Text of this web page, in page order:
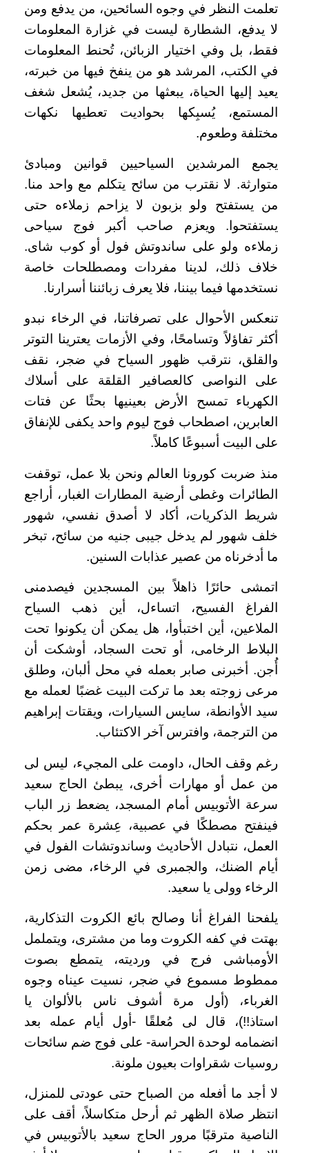
تعلمت النظر في وجوه السائحين، من يدفع ومن
لا يدفع، الشطارة ليست في غزارة المعلومات
فقط، بل وفي اختيار الزبائن، تُحنط المعلومات
في الكتب، المرشد هو من ينفخ فيها من خبرته،
يعيد إليها الحياة، يبعثها من جديد، يُشعل شغف
المستمع، يُسبِكها بحواديت تعطيها نكهات
مختلفة وطعوم.
يجمع المرشدين السياحيين قوانين ومبادئ
متوارثة. لا نقترب من سائح يتكلم مع واحد منا.
من يستفتح ولو بزبون لا يزاحم زملاءه حتى
يستفتحوا. ويعزم صاحب أكبر فوج سياحى
زملاءه ولو على ساندوتش فول أو كوب شاى.
خلاف ذلك، لدينا مفردات ومصطلحات خاصة
نستخدمها فيما بيننا، فلا يعرف زبائننا أسرارنا.
تنعكس الأحوال على تصرفاتنا، في الرخاء نبدو
أكثر تفاؤلاً وتسامحًا، وفي الأزمات يعترينا التوتر
والقلق، نترقب ظهور السياح في ضجر، نقف
على النواصى كالعصافير القلقة على أسلاك
الكهرباء تمسح الأرض بعينيها بحثًا عن فتات
العابرين، اصطحاب فوج ليوم واحد يكفى للإنفاق
على البيت أسبوعًا كاملاً.
منذ ضربت كورونا العالم ونحن بلا عمل، توقفت
الطائرات وغطى أرضية المطارات الغبار، أراجع
شريط الذكريات، أكاد لا أصدق نفسي، شهور
خلف شهور لم يدخل جيبى جنيه من سائح، تبخر
ما أدخرناه من عصير عذابات السنين.
اتمشى حائرًا ذاهلاً بين المسجدين فيصدمنى
الفراغ الفسيح، اتساءل، أين ذهب السياح
الملاعين، أين اختبأوا، هل يمكن أن يكونوا تحت
البلاط الرخامى، أو تحت السجاد، أوشكت أن
أُجن. أخبرنى صابر بعمله في محل ألبان، وطلق
مرعى زوجته بعد ما تركت البيت غضبًا لعمله مع
سيد الأوانطة، سايس السيارات، ويقتات إبراهيم
من الترجمة، وافترس آخر الاكتئاب.
رغم وقف الحال، داومت على المجيء، ليس لى
من عمل أو مهارات أخرى، يبطئ الحاج سعيد
سرعة الأتوبيس أمام المسجد، يضعط زر الباب
فينفتح مصطكًا في عصبية، عِشرة عمر بحكم
العمل، نتبادل الأحاديث وساندوتشات الفول في
أيام الضنك، والجمبرى في الرخاء، مضى زمن
الرخاء وولى يا سعيد.
يلفحنا الفراغ أنا وصالح بائع الكروت التذكارية،
بهتت في كفه الكروت وما من مشترى، ويتململ
الأومباشى فرج في ورديته، يتمطع بصوت
ممطوط مسموع في ضجر، نسيت عيناه وجوه
الغرباء، (أول مرة أشوف ناس بالألوان يا
استاذ!!)، قال لى مُعلقًا -أول أيام عمله بعد
انضمامه لوحدة الحراسة- على فوج ضم سائحات
روسيات شقراوات بعيون ملونة.
لا أجد ما أفعله من الصباح حتى عودتى للمنزل،
انتظر صلاة الظهر ثم أرحل متكاسلاً، أقف على
الناصية مترقبًا مرور الحاج سعيد بالأتوبيس في